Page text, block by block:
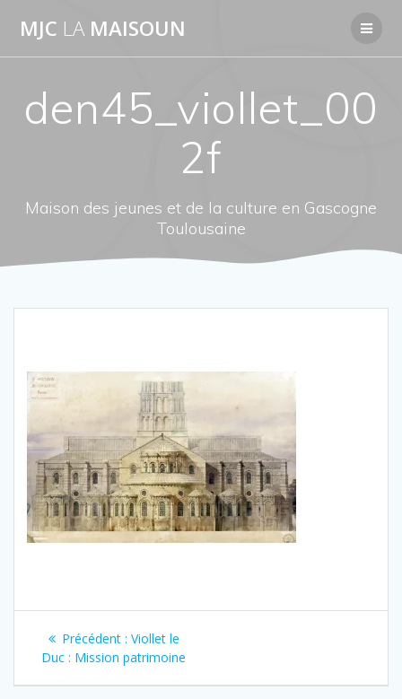
MJC LA MAISOUN
den45_viollet_00
2f
Maison des jeunes et de la culture en Gascogne
Toulousaine
Navigation
de
Précédent : Article
précédent
Viollet le
Duc : Mission patrimoine